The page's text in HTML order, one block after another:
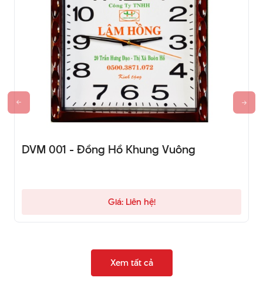
DVM 001 - Đồng Hồ Khung Vuông
Giá: Liên hệ!
Xem tất cả